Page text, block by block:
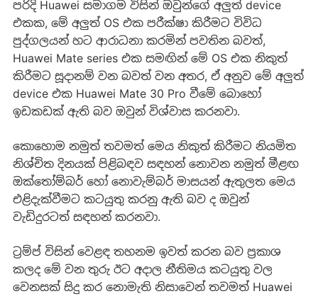
පරිදි Huawei සමාගම විසින් ඔවුන්ගේ අලුත් device
එකක, මේ අලුත් OS එක පරීක්ෂා කිරීමට විවිධ
පුද්ගලයන් හට ආරාධනා කරමින් පවතින බවත්,
Huawei Mate series එක සමඟින් මේ OS එක නිකුත්
කිරීමට සූදානම් වන බවත් වන අතර, ඒ අනුව මේ අලුත්
device එක Huawei Mate 30 Pro වීමේ බොහෝ
ඉඩකඩක් ඇති බව ඔවුන් විශ්වාස කරනවා.
කොහොම නමුත් තවමත් මෙය නිකුත් කිරීමට නියමිත
නිශ්චිත දිනයක් පිළිබඳව සඳහන් නොවන නමුත් මීළඟ
ඔක්තෝම්බර් හෝ නොවැම්බර් මාසයන් ඇතුලත මෙය
එළිදැක්වීමට කටයුතු කරනු ඇති බව ද ඔවුන්
වැඩිදුරටත් සඳහන් කරනවා.
ට්‍රම්ප් විසින් වෙළඳ තහනම ඉවත් කරන බව ප්‍රකාශ
කලද මේ වන තුරු ඊට අදාල නීතිමය කටයුතු වල
වෙනසක් සිදු කර නොමැති නිසාවෙන් තවමත් Huawei